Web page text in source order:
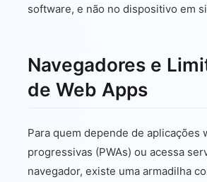
software, e não no dispositivo em
Navegadores e
de Web Apps
Para quem depende de aplicações
progressivas (PWAs) ou acessa
navegador, existe uma armadilha